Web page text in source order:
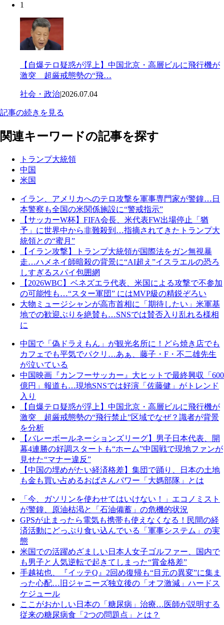
1
【自爆テロ疑惑が浮上】中国北京・高層ビルに飛行機が
激突 超厳戒態勢の“飛…
社会・政治|2026.07.04
記事の続きを見る
関連キーワードの記事を探す
トランプ大統領
中国
米国
イラン、アメリカへのテロ攻撃を軍事専門家が警鐘…日
本警察も全国の米関係施設に“警戒指示”
【サッカーW杯】FIFA会長、米代表FW出場停止「猶
予」に世界中から非難殺到…指摘されてきたトランプ大
統領との“蜜月”
【イラン攻撃】トランプ大統領が国際法をガン無視暴
走…ハメネイ師暗殺の背景に“AI超え”イスラエルの恐ろ
しすぎるスパイ包囲網
【2026WBC】ベネズエラ代表、米国による攻撃で不参加
の可能性も…“スター軍団” にはMVP級の精鋭ぞろい
大物ミュージシャンが高市首相に「期待したい」米軍基
地での歓迎ぶりを絶賛も…SNSでは賛否入り乱れる様相
に
中国で「偽ドラえもん」が観光名所に！どら焼き店でも
カフェでも平気でパクリ…あぁ、藤子・F・不二雄先生
が泣いている
中国映画『カンフーサッカー』大ヒットで最終興収「600
億円」報道も…現地SNSでは好演「佐藤健」がトレンド
入り
【自爆テロ疑惑が浮上】中国北京・高層ビルに飛行機が
激突 超厳戒態勢の“飛行禁止”区域でなぜ？識者が背景
を分析
【バレーボールネーションズリーグ】男子日本代表、開
幕4連勝の好調スタートも“ホーム”中国戦で現地ファンが
見せた“マナー違反”
【中国の埋めがたい経済格差】集団で踊り、日本の土地
も金も買い占めるおばさんパワー「大媽部隊」とは
「今、ガソリンを使わせてはいけない！」エコノミスト
が警鐘、原油枯渇と「石油備蓄」の危機的状況
GPSが止まったら電気も携帯も使えなくなる！民間の経
済活動にどっぷり食い込んでいる「軍事システム」の実
態
米国での活躍めざましい日本人女子ゴルファー、国内で
も男子と人気逆転で起きてしまった“賞金格差”
手越祐也、『イッテQ』2回め復帰も“目元の異変”に集ま
った心配…旧ジャニーズ独立後の「オフ激減」ハードス
ケジュール
ここがおかしい日本の「糖尿病」治療…医師が説明する
従来の糖尿病食「2つの問題点」とは？